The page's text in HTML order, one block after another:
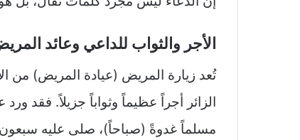
الأجر والثواب للداعي وعائد
تُعد زيارة المريض (عيادة المريض) من
الزائر أجراً عظيماً وثواباً جزيلاً. فقد
مسلماً غدوةً (صباحاً)، صلى عليه